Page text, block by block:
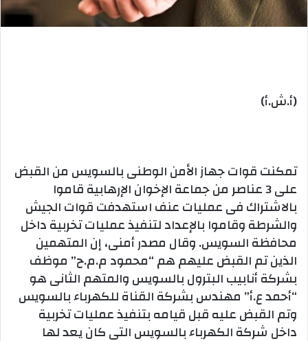
(أ.ش.أ)
تمكنت قوات جهاز الأمن الوطنى بالسويس من القبض
على 3 عناصر من جماعة الإخوان الإرهابية قاموا
بالاشتراك فى عمليات عنف استهدفت قوات الجيش
والشرطة وقاموا بالإعداد لتنفيذ عمليات تخربية داخل
محافظة السويس. وقال مصدر أمنى، إن المتهمين
الذين تم القبض عليهم هم “محمود م.م.ح” موظف
بشركة أنابيب البترول بالسويس والمتهم الثانى هو
“أحمد ع.أ” مهندس بشركة القناة للكهرباء بالسويس
وتم القبض عليه قبل قيامه بتنفيذ عمليات تخربية
داخل شركة الكهرباء بالسويس التى كان يعد لها